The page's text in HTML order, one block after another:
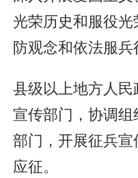
光荣历史和服役
防观念和依法服兵
县级以上地方人
宣传部门，协调
部门，开展征兵
应征。